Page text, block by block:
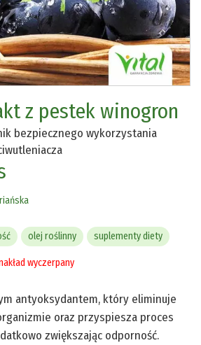
z pestek winogron
bezpiecznego wykorzystania
olej roślinny suplementy diety
wyczerpany
antyoksydantem, który eliminuje
oraz przyspiesza proces
zwiększając odporność.